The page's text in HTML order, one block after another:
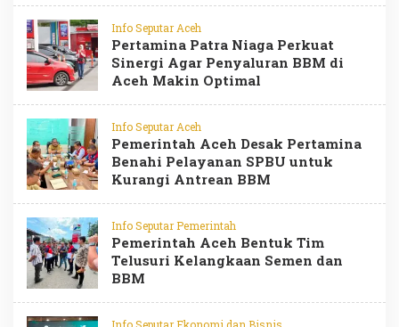
Info Seputar Aceh
Pertamina Patra Niaga Perkuat
Sinergi Agar Penyaluran BBM di
Aceh Makin Optimal
Info Seputar Aceh
Pemerintah Aceh Desak Pertamina
Benahi Pelayanan SPBU untuk
Kurangi Antrean BBM
Info Seputar Pemerintah
Pemerintah Aceh Bentuk Tim
Telusuri Kelangkaan Semen dan
BBM